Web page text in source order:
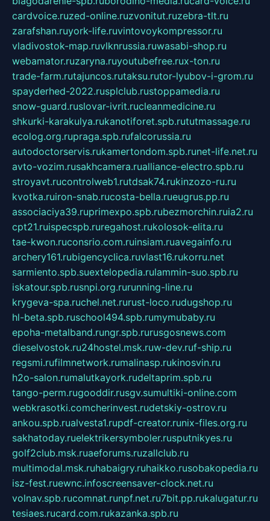
cardvoice.ruzed-online.ruzvonitut.ruzebra-tlt.ru
zarafshan.ruyork-life.ruvintovoykompressor.ru
vladivostok-map.ruvlknrussia.ruwasabi-shop.ru
webamator.ruzaryna.ruyoutubefree.rux-ton.ru
trade-farm.rutajuncos.rutaksu.rutor-lyubov-i-grom.ru
spayderhed-2022.rusplclub.rustoppamedia.ru
snow-guard.ruslovar-ivrit.rucleanmedicine.ru
shkurki-karakulya.rukanotiforet.spb.rututmassage.ru
ecolog.org.rupraga.spb.rufalcorussia.ru
autodoctorservis.rukamertondom.spb.runet-life.net.ru
avto-vozim.rusakhcamera.rualliance-electro.spb.ru
stroyavt.rucontrolweb1.rutdsak74.rukinzozo-ru.ru
kvotka.ruiron-snab.rucosta-bella.rueugrus.pp.ru
associaciya39.ruprimexpo.spb.rubezmorchin.ruia2.ru
cpt21.ruispecspb.ruregahost.rukolosok-elita.ru
tae-kwon.ruconsrio.com.ruinsiam.ruavegainfo.ru
archery161.rubigencyclica.ruvlast16.rukorru.net
sarmiento.spb.suextelopedia.rulammin-suo.spb.ru
iskatour.spb.rusnpi.org.rurunning-line.ru
krygeva-spa.ruchel.net.rurust-loco.rudugshop.ru
hl-beta.spb.ruschool494.spb.rumymubaby.ru
epoha-metalband.rungr.spb.rurusgosnews.com
dieselvostok.ru24hostel.msk.ruw-dev.ruf-ship.ru
regsmi.rufilmnetwork.rumalinasp.rukinosvin.ru
h2o-salon.rumalutkayork.rudeltaprim.spb.ru
tango-perm.rugooddir.rusgv.sumultiki-online.com
webkrasotki.comcherinvest.rudetskiy-ostrov.ru
ankou.spb.rualvesta1.rupdf-creator.runix-files.org.ru
sakhatoday.ruelektrikersymboler.rusputnikyes.ru
golf2club.msk.ruaeforums.ruzallclub.ru
multimodal.msk.ruhabaigry.ruhaikko.rusobakopedia.ru
isz-fest.ruewnc.infoscreensaver-clock.net.ru
volnav.spb.rucomnat.runpf.net.ru7bit.pp.rukalugatur.ru
tesiaes.rucard.com.rukazanka.spb.ru